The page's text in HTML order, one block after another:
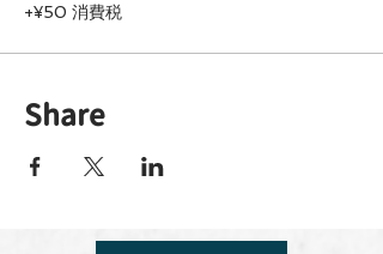
+¥50 消費税
Share